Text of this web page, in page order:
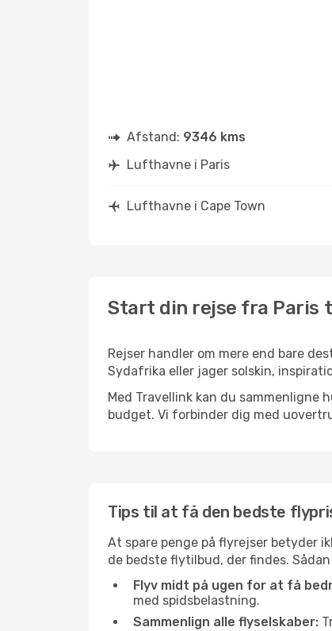
Afstand: 9346 kms
Lufthavne i Paris
Lufthavne i Cape Town
Start din rejse fra Paris
Rejser handler om mere end bare
Sydafrika eller jager solskin,
Med Travellink kan du sammenligne
budget. Vi forbinder dig med
Tips til at få den bedste
At spare penge på flyrejser betyder
de bedste flytilbud, der findes.
Flyv midt på ugen for at få
med spidsbelastning.
Sammenlign alle flyselskaber: